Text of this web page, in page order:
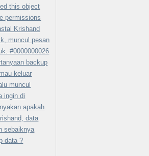
this object
permissions
Krishand
muncul pesan
#0000000026
backup
keluar
muncul
ingin di
apakah
data
sebaiknya
data ?